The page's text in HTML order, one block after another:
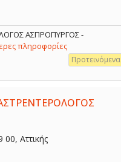
ΑΣΠΡΟΠΥΡΓΟΣ -
πληροφορίες
Προτεινόμενα
Αττικής